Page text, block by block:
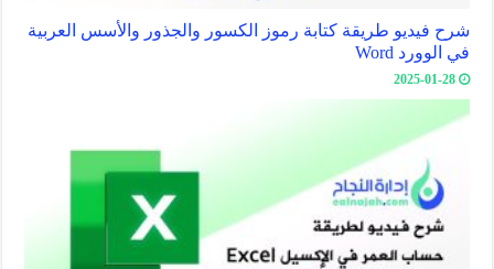
شرح فيديو طريقة كتابة رموز الكسور والجذور والأسس العربية
في الوورد Word
2025-01-28